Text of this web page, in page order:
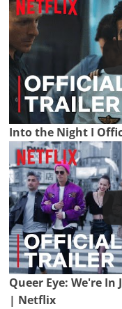
Into the Night I
Queer Eye: We're
| Netflix